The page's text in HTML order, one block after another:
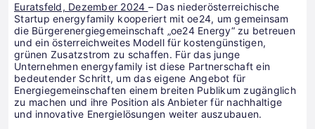
Euratsfeld, Dezember 2024 – Das niederösterreichische
Startup energyfamily kooperiert mit oe24, um gemeinsam
die Bürgerenergiegemeinschaft „oe24 Energy“ zu betreuen
und ein österreichweites Modell für kostengünstigen,
grünen Zusatzstrom zu schaffen. Für das junge
Unternehmen energyfamily ist diese Partnerschaft ein
bedeutender Schritt, um das eigene Angebot für
Energiegemeinschaften einem breiten Publikum zugänglich
zu machen und ihre Position als Anbieter für nachhaltige
und innovative Energielösungen weiter auszubauen.